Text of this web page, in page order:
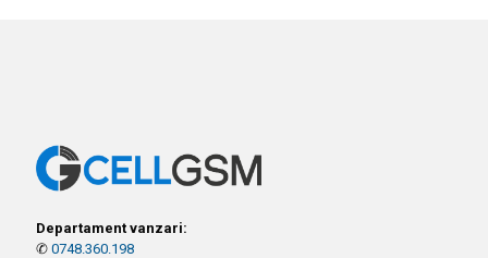
Departament vanzari:
✆ 0748.360.198